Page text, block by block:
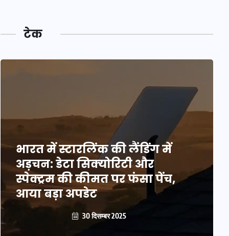
टेक
भारत में स्टारलिंक की लैंडिंग में
अड़चन: डेटा सिक्योरिटी और
स्पेक्ट्रम की कीमत पर फंसा पेंच,
आया बड़ा अपडेट
30 दिसम्बर 2025